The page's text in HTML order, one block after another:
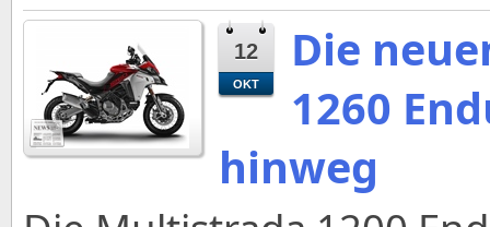
12
OKT
Die
1260
hinweg